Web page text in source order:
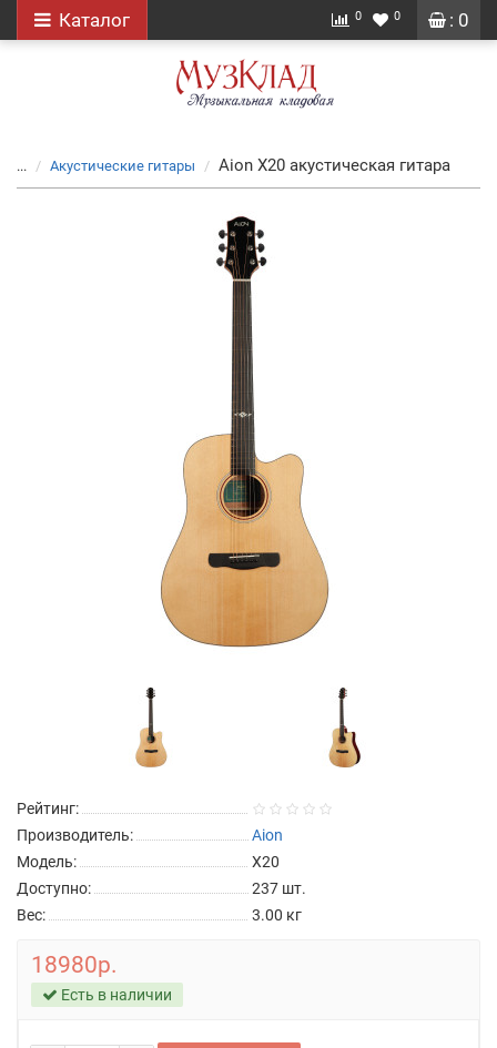
: 0
Каталог 0 0
... Акустические гитары Aion X20 акустическая гитара
Рейтинг:
Производитель:
Aion
Модель:
X20
Доступно:
237 шт.
Вес:
3.00 кг
18980р.
Есть в наличии